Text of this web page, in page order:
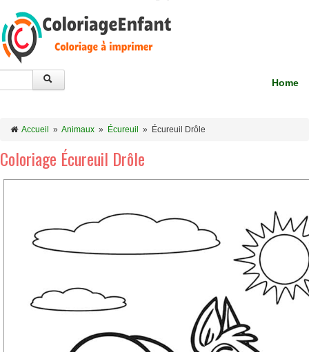
Home
Accueil » Animaux » Écureuil » Écureuil Drôle
Coloriage Écureuil Drôle